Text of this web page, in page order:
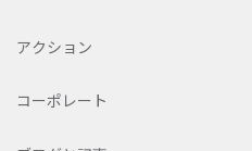
アクション
コーポレート